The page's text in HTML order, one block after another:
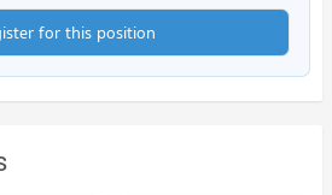
for this position